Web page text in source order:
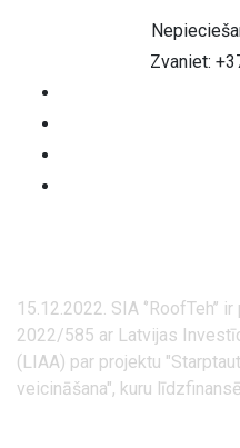
Zvaniet:
15.12.2022. SIA
2022/585 ar Latvijas
(LIAA) par projektu
veicināšana", kuru